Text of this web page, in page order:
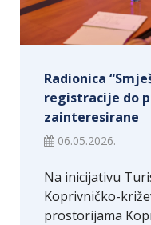
Radionica
registracije do
zainteresirane
06.05.2026.
Na inicijativu
Koprivničko-
prostorijama